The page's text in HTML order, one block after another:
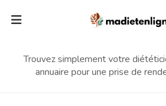
Trouvez simplement votre
annuaire pour une prise de